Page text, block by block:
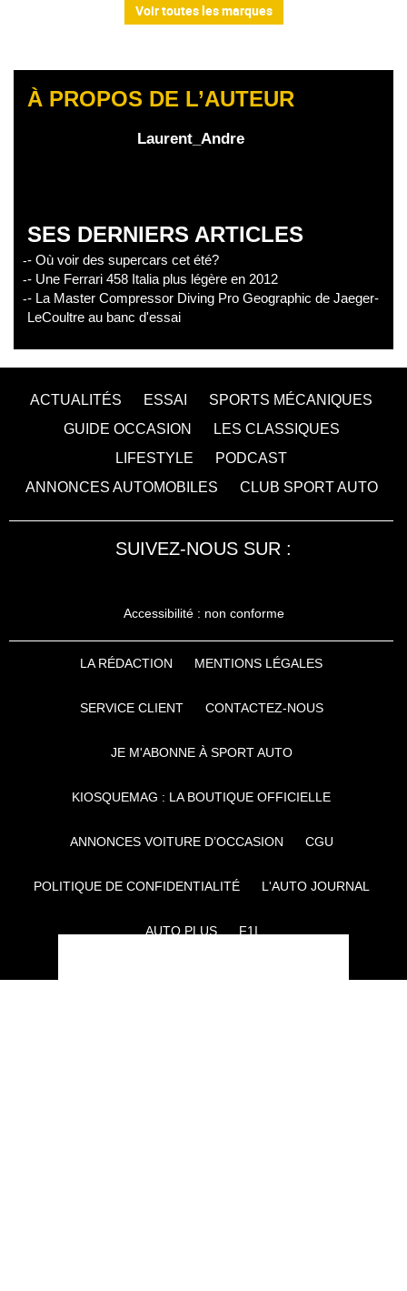
Voir toutes les marques
À PROPOS DE L’AUTEUR
Laurent_Andre
SES DERNIERS ARTICLES
- Où voir des supercars cet été?
- Une Ferrari 458 Italia plus légère en 2012
- La Master Compressor Diving Pro Geographic de Jaeger-
LeCoultre au banc d'essai
ACTUALITÉS ESSAI
SPORTS MÉCANIQUES
GUIDE OCCASION
LES CLASSIQUES
LIFESTYLE
PODCAST
ANNONCES AUTOMOBILES
CLUB SPORT AUTO
SUIVEZ-NOUS SUR :
Accessibilité : non conforme
LA RÉDACTION MENTIONS LÉGALES
SERVICE CLIENT CONTACTEZ-NOUS
JE M'ABONNE À SPORT AUTO
KIOSQUEMAG : LA BOUTIQUE OFFICIELLE
ANNONCES VOITURE D’OCCASION CGU
POLITIQUE DE CONFIDENTIALITÉ L'AUTO JOURNAL
AUTO PLUS F1I